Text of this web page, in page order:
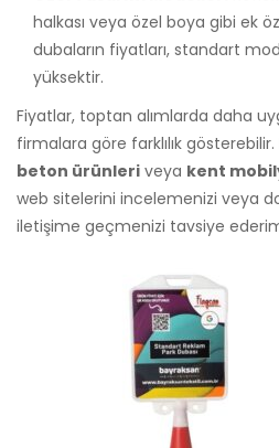
halkası veya özel boya gibi ek
dubaların fiyatları, standart
yüksektir.
Fiyatlar, toptan alımlarda daha
firmalara göre farklılık
beton ürünleri veya kent
web sitelerini incelemenizi veya
iletişime geçmenizi tavsiye